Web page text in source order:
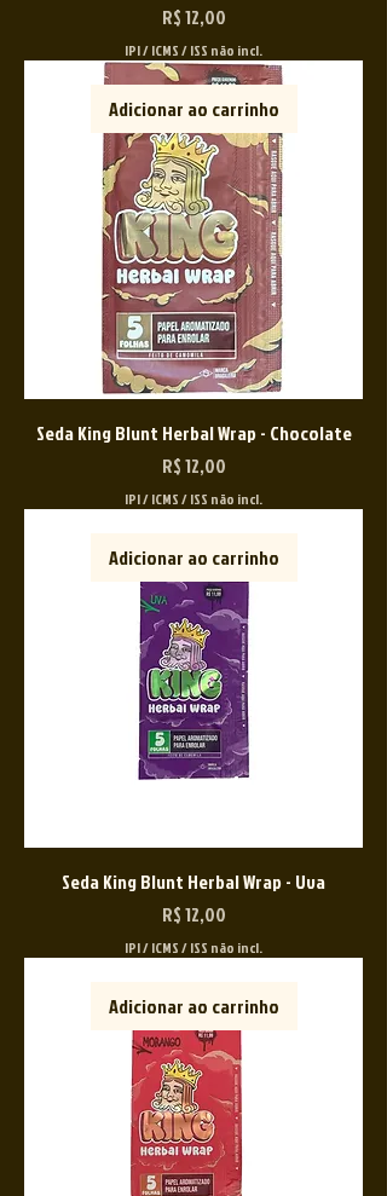
Preço
R$ 12,00
IPI / ICMS / ISS não incl.
Adicionar ao carrinho
Seda King Blunt Herbal Wrap - Chocolate
Preço
R$ 12,00
IPI / ICMS / ISS não incl.
Adicionar ao carrinho
Seda King Blunt Herbal Wrap - Uva
Preço
R$ 12,00
IPI / ICMS / ISS não incl.
Adicionar ao carrinho